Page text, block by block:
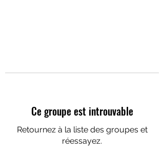
Ce groupe est introuvable
Retournez à la liste des groupes et
réessayez.